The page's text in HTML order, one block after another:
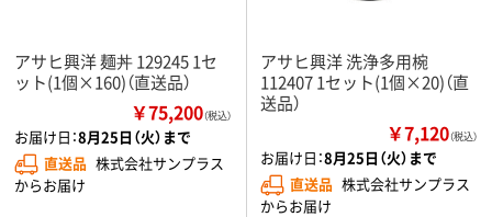
アサヒ興洋 麺丼 129245 1セ
ット(1個×160)（直送品）
￥75,200（税込）
お届け日：8月25日（火）まで
直送品 株式会社サンプラス
からお届け
アサヒ興洋 洗浄多用椀
112407 1セット(1個×20)（直
送品）
￥7,120（税込）
お届け日：8月25日（火）まで
直送品 株式会社サンプラス
からお届け